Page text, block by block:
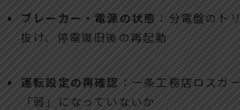
ブレーカー・電源の状態 ：分電盤のト
抜け、停電復旧後の再起動
運転設定の再確認 ：一条工務店ロスガ
「弱」になっていないか